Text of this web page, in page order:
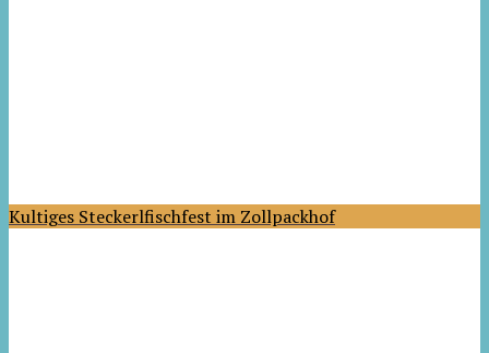
Kultiges Steckerlfischfest im Zollpackhof